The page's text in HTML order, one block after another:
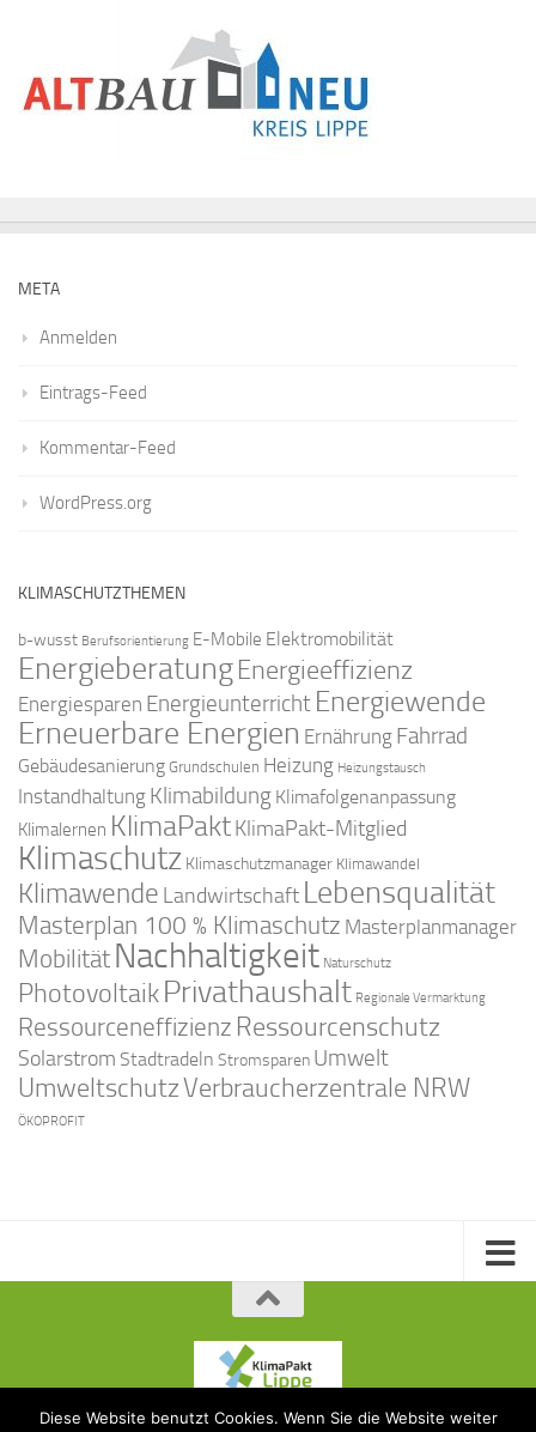
META
Anmelden
Eintrags-Feed
Kommentar-Feed
WordPress.org
KLIMASCHUTZTHEMEN
b-wusst Berufsorientierung E-Mobile Elektromobilität
EnergieberatungEnergieeffizienz
Energiesparen Energieunterricht Energiewende
Erneuerbare Energien Ernährung Fahrrad
Gebäudesanierung Grundschulen Heizung Heizungstausch
Instandhaltung Klimabildung Klimafolgenanpassung
Klimalernen KlimaPaktKlimaPakt-Mitglied
Klimaschutz Klimaschutzmanager Klimawandel
Klimawende Landwirtschaft Lebensqualität
Masterplan 100 % Klimaschutz Masterplanmanager
Mobilität Nachhaltigkeit Naturschutz
PhotovoltaikPrivathaushalt Regionale Vermarktung
Ressourceneffizienz Ressourcenschutz
Solarstrom Stadtradeln Stromsparen Umwelt
UmweltschutzVerbraucherzentrale NRW
ÖKOPROFIT
Diese Website benutzt Cookies. Wenn Sie die Website weiter